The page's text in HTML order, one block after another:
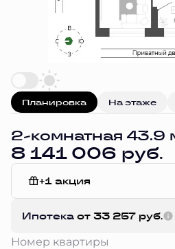
Планировка На этаже
2-комнатная 43.9
8 141 006 руб.
+1 акция
Ипотека от 33 257 руб.
Номер квартиры